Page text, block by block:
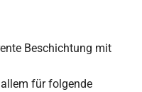
Beschichtung mit
für folgende